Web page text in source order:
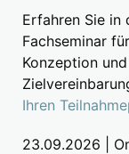
Erfahren Sie in
Fachseminar
Konzeption
Ihren
23.09.2026 |